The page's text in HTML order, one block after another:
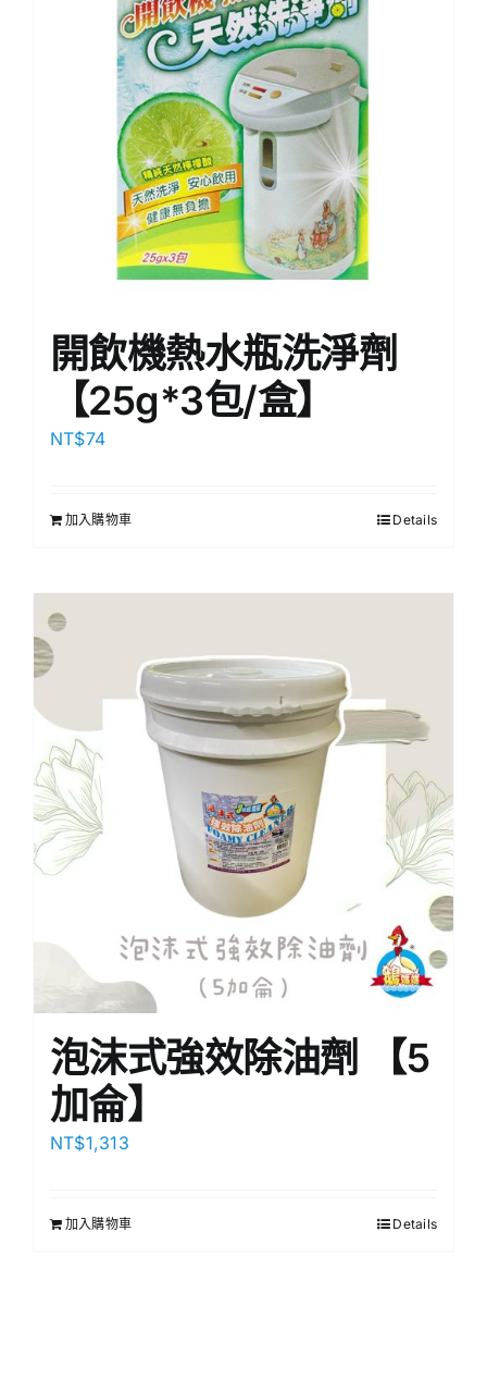
開飲機熱水瓶洗淨劑
【25g*3包/盒】
NT$74
加入購物車 Details
泡沫式強效除油劑 【5
加侖】
NT$1,313
加入購物車 Details